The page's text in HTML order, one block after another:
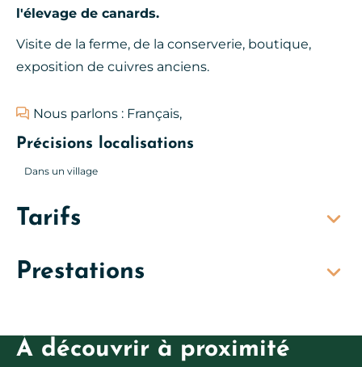
l'élevage de canards.
Visite de la ferme, de la conserverie, boutique,
exposition de cuivres anciens.
Nous parlons : Français,
Précisions localisations
Dans un village
Tarifs
Prestations
À découvrir à proximité